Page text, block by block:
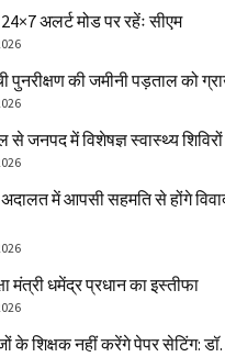
अलर्ट मोड पर रहेंः सीएम
पुनरीक्षण की जमीनी पड़ताल को
से जनपद में विशेषज्ञ स्वास्थ्य
में आपसी सहमति से होंगे
मंत्री धमेंद्र प्रधान का इस्तीफा
के शिक्षक नहीं करेंगे पेपर सेटिंग: डॉ.